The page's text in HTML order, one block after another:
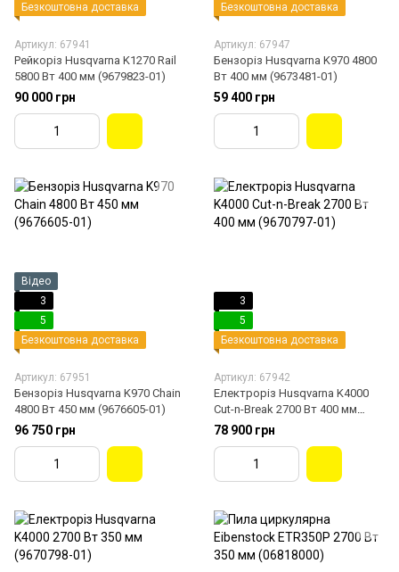
Безкоштовна доставка
Артикул: 67941
Рейкоріз Husqvarna K1270 Rail
5800 Вт 400 мм (9679823-01)
90 000 грн
Безкоштовна доставка
Артикул: 67947
Бензоріз Husqvarna K970 4800
Вт 400 мм (9673481-01)
59 400 грн
Відео
3
5
Безкоштовна доставка
Артикул: 67951
Бензоріз Husqvarna K970 Chain
4800 Вт 450 мм (9676605-01)
96 750 грн
3
5
Безкоштовна доставка
Артикул: 67942
Електроріз Husqvarna K4000
Cut-n-Break 2700 Вт 400 мм
(9670797-01)
78 900 грн